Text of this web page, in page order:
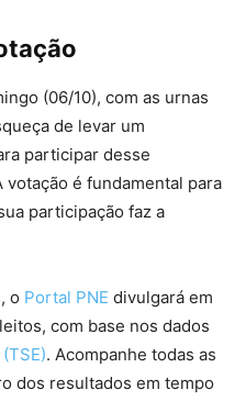
(06/10), com as urnas
de levar um
participar desse
é fundamental para
participação faz a
o Portal PNE divulgará em
com base nos dados
. Acompanhe todas as
dos resultados em tempo